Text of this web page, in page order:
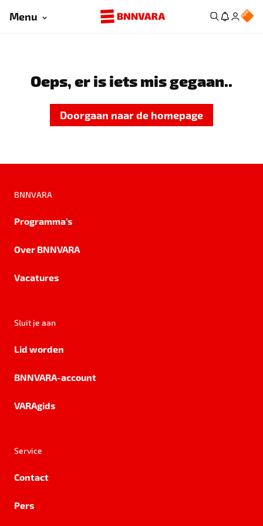
Menu
Oeps, er is iets mis gegaan..
Doorgaan naar de homepage
BNNVARA
Programma's
Over BNNVARA
Vacatures
Sluit je aan
Lid worden
BNNVARA-account
VARAgids
Service
Contact
Pers